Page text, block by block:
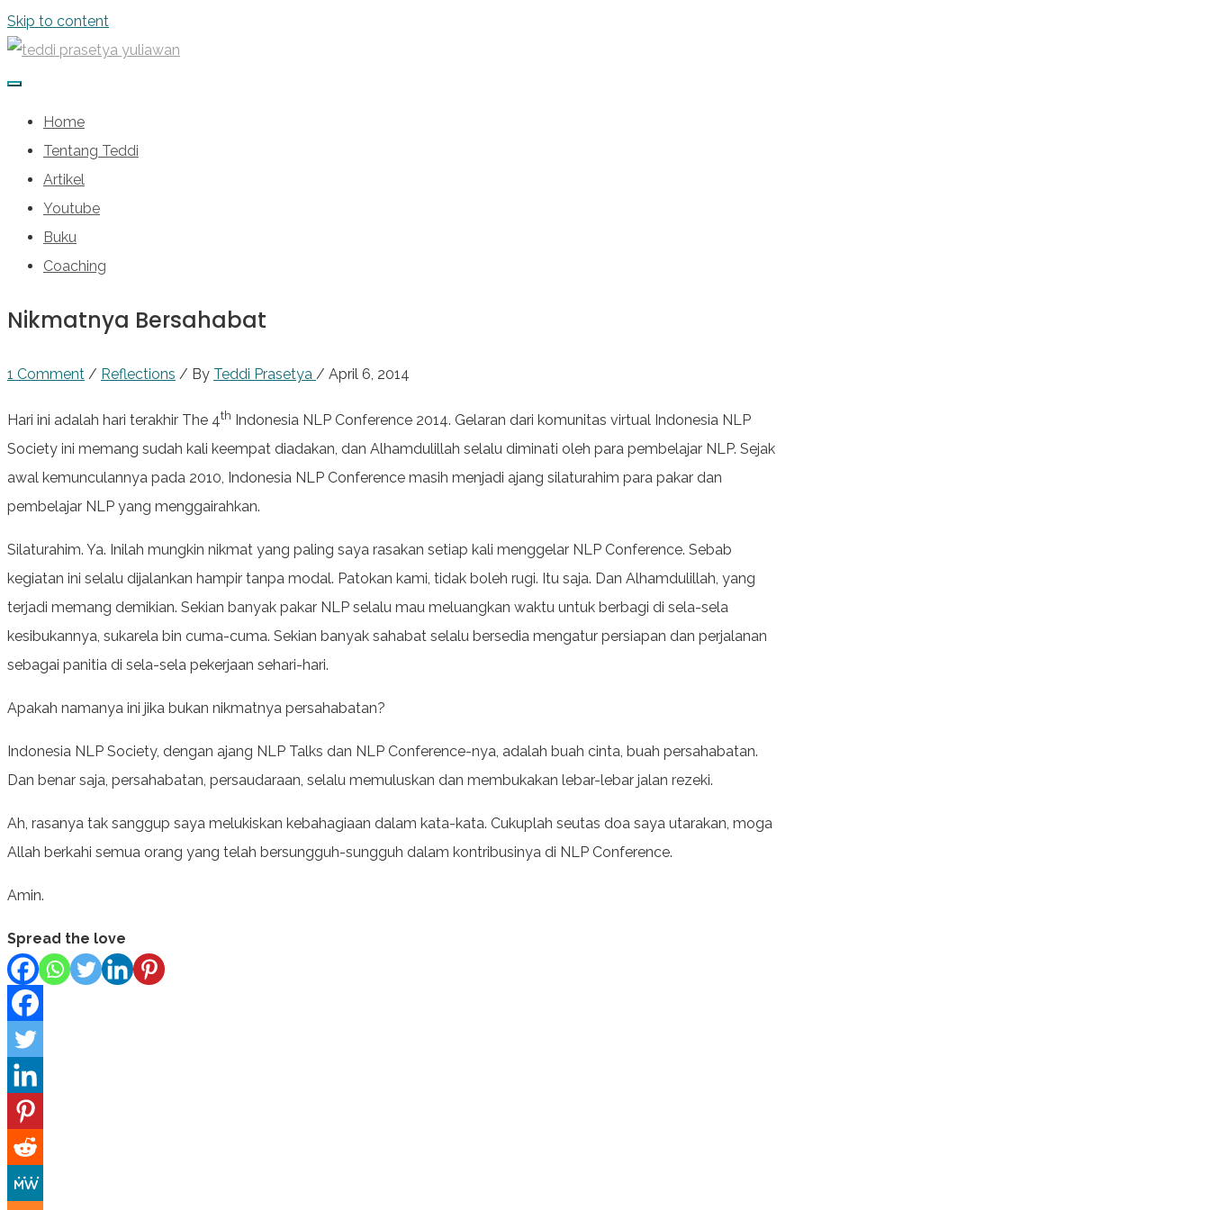
Skip to content
Home
Tentang Teddi
Artikel
Youtube
Buku
Coaching
Nikmatnya Bersahabat
1 Comment / Reflections / By Teddi Prasetya / April 6, 2014
Hari ini adalah hari terakhir The 4th Indonesia NLP Conference 2014. Gelaran dari komunitas virtual Indonesia NLP
Society ini memang sudah kali keempat diadakan, dan Alhamdulillah selalu diminati oleh para pembelajar NLP. Sejak
awal kemunculannya pada 2010, Indonesia NLP Conference masih menjadi ajang silaturahim para pakar dan
pembelajar NLP yang menggairahkan.
Silaturahim. Ya. Inilah mungkin nikmat yang paling saya rasakan setiap kali menggelar NLP Conference. Sebab
kegiatan ini selalu dijalankan hampir tanpa modal. Patokan kami, tidak boleh rugi. Itu saja. Dan Alhamdulillah, yang
terjadi memang demikian. Sekian banyak pakar NLP selalu mau meluangkan waktu untuk berbagi di sela-sela
kesibukannya, sukarela bin cuma-cuma. Sekian banyak sahabat selalu bersedia mengatur persiapan dan perjalanan
sebagai panitia di sela-sela pekerjaan sehari-hari.
Apakah namanya ini jika bukan nikmatnya persahabatan?
Indonesia NLP Society, dengan ajang NLP Talks dan NLP Conference-nya, adalah buah cinta, buah persahabatan.
Dan benar saja, persahabatan, persaudaraan, selalu memuluskan dan membukakan lebar-lebar jalan rezeki.
Ah, rasanya tak sanggup saya melukiskan kebahagiaan dalam kata-kata. Cukuplah seutas doa saya utarakan, moga
Allah berkahi semua orang yang telah bersungguh-sungguh dalam kontribusinya di NLP Conference.
Amin.
Spread the love